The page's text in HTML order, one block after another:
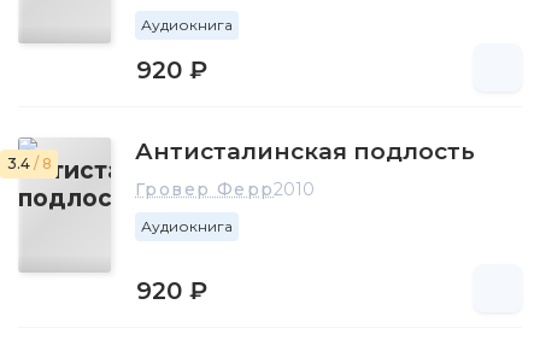
Аудиокнига
920 ₽
3.4 / 8 Антисталинская подлость
Гровер Ферр2010
Аудиокнига
920 ₽